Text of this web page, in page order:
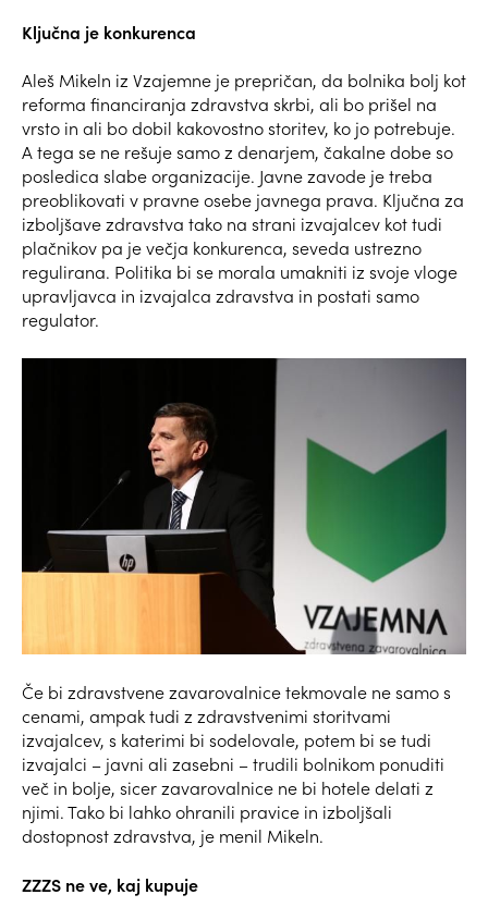
Ključna je konkurenca
Aleš Mikeln iz Vzajemne je prepričan, da bolnika bolj kot
reforma financiranja zdravstva skrbi, ali bo prišel na
vrsto in ali bo dobil kakovostno storitev, ko jo potrebuje.
A tega se ne rešuje samo z denarjem, čakalne dobe so
posledica slabe organizacije. Javne zavode je treba
preoblikovati v pravne osebe javnega prava. Ključna za
izboljšave zdravstva tako na strani izvajalcev kot tudi
plačnikov pa je večja konkurenca, seveda ustrezno
regulirana. Politika bi se morala umakniti iz svoje vloge
upravljavca in izvajalca zdravstva in postati samo
regulator.
Če bi zdravstvene zavarovalnice tekmovale ne samo s
cenami, ampak tudi z zdravstvenimi storitvami
izvajalcev, s katerimi bi sodelovale, potem bi se tudi
izvajalci – javni ali zasebni – trudili bolnikom ponuditi
več in bolje, sicer zavarovalnice ne bi hotele delati z
njimi. Tako bi lahko ohranili pravice in izboljšali
dostopnost zdravstva, je menil Mikeln.
ZZZS ne ve, kaj kupuje